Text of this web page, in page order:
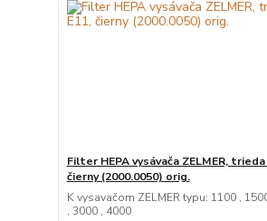
Filter HEPA vysávača ZELMER, trieda
čierny (2000.0050) orig.
K vysavačom ZELMER typu: 1100 ,
, 3000 , 4000